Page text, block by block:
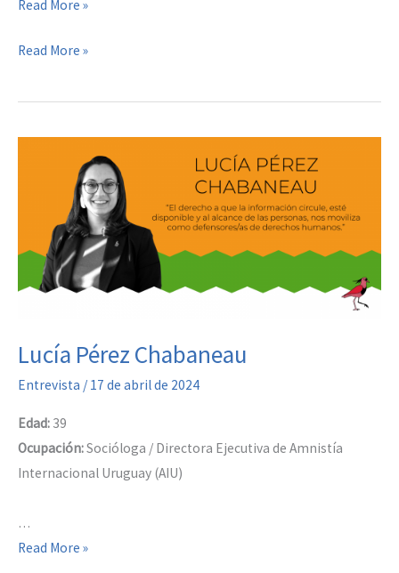
Jorge
Read More »
Jorge
Read More »
Lucía Pérez Chabaneau
Entrevista / 17 de abril de 2024
Edad: 39
Ocupación:Socióloga / Directora Ejecutiva de Amnistía
Internacional Uruguay (AIU)
…
Lucía
Read More »